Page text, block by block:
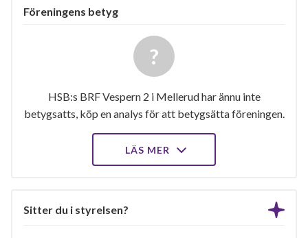
Föreningens betyg
HSB:s BRF Vespern 2 i Mellerud har ännu inte
betygsatts, köp en analys för att betygsätta föreningen.
LÄS MER
Sitter du i styrelsen?